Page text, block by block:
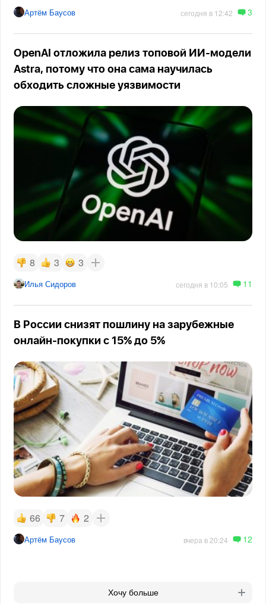
Артём Баусов сегодня в 12:42 3
OpenAI отложила релиз топовой ИИ-модели
Astra, потому что она сама научилась
обходить сложные уязвимости
8 3 3
Илья Сидоров сегодня в 10:05 11
В России снизят пошлину на зарубежные
онлайн-покупки с 15% до 5%
66 7 2
Артём Баусов вчера в 20:24 12
Хочу больше